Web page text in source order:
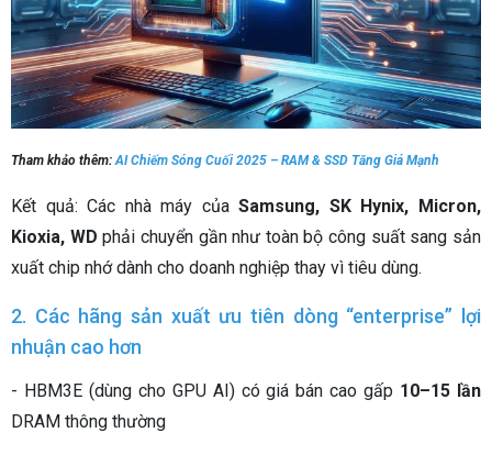
Tham khảo thêm: AI Chiếm Sóng Cuối 2025 – RAM & SSD Tăng Giá Mạnh
Kết quả: Các nhà máy củaSamsung, SK Hynix, Micron,
Kioxia, WD phải chuyển gần như toàn bộ công suất sang sản
xuất chip nhớ dành cho doanh nghiệp thay vì tiêu dùng.
2. Các hãng sản xuất ưu tiên dòng “enterprise” lợi
nhuận cao hơn
- HBM3E (dùng cho GPU AI) có giá bán cao gấp 10–15 lần
DRAM thông thường